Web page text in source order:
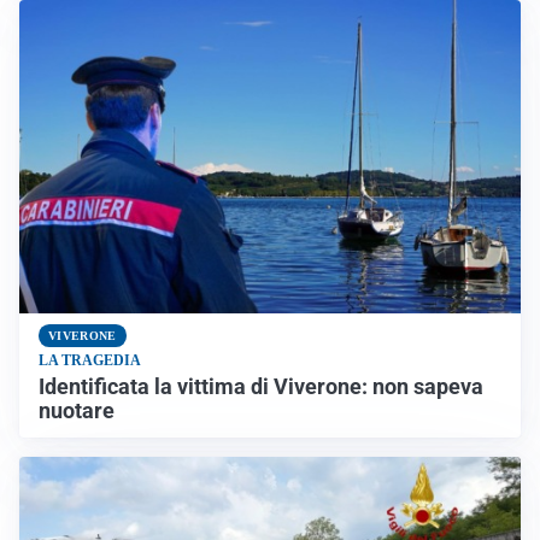
VIVERONE
LA TRAGEDIA
Identificata la vittima di Viverone: non sapeva
nuotare